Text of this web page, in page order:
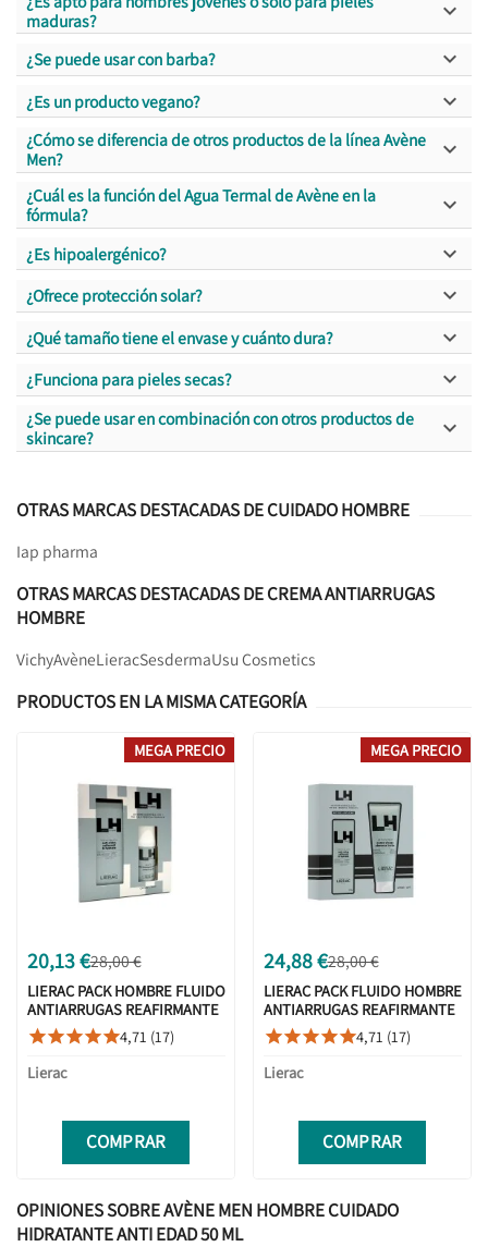
maduras?

¿Se puede usar con barba? 
¿Es un producto vegano? 
¿Cómo se diferencia de otros productos de la línea Avène
Men?

¿Cuál es la función del Agua Termal de Avène en la
fórmula?

¿Es hipoalergénico? 
¿Ofrece protección solar? 
¿Qué tamaño tiene el envase y cuánto dura? 
¿Funciona para pieles secas? 
¿Se puede usar en combinación con otros productos de
skincare?

OTRAS MARCAS DESTACADAS DE CUIDADO HOMBRE
Iap pharma
OTRAS MARCAS DESTACADAS DE CREMA ANTIARRUGAS
HOMBRE
VichyAvèneLieracSesdermaUsu Cosmetics
PRODUCTOS EN LA MISMA CATEGORÍA
20,13 €28,00 €
LIERAC PACK HOMBRE FLUIDO
ANTIARRUGAS REAFIRMANTE
50 ML + DESODORANTE 50ML
4,71 (17)
Lierac
COMPRAR
MEGA PRECIO
24,88 €28,00 €
LIERAC PACK FLUIDO HOMBRE
ANTIARRUGAS REAFIRMANTE
50ML + GEL DUCHA 200ML
4,71 (17)
Lierac
COMPRAR
MEGA PRECIO
OPINIONES SOBRE AVÈNE MEN HOMBRE CUIDADO
HIDRATANTE ANTI EDAD 50 ML